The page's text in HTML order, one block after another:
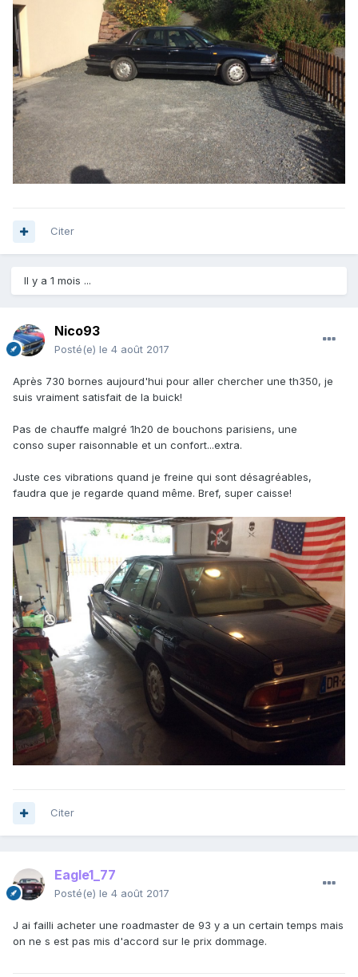
Citer
Il y a 1 mois ...
Nico93
Posté(e) le 4 août 2017
Après 730 bornes aujourd'hui pour aller chercher une th350, je
suis vraiment satisfait de la buick!
Pas de chauffe malgré 1h20 de bouchons parisiens, une
conso super raisonnable et un confort...extra.
Juste ces vibrations quand je freine qui sont désagréables,
faudra que je regarde quand même. Bref, super caisse!
Citer
Eagle1_77
Posté(e) le 4 août 2017
J ai failli acheter une roadmaster de 93 y a un certain temps mais
on ne s est pas mis d'accord sur le prix dommage.